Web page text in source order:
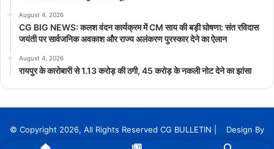
August 4, 2026
CG BIG NEWS: कलश वंदन कार्यक्रम में CM साय की बड़ी घोषणा: संत रविदास
जयंती पर सार्वजनिक अवकाश और राज्य अलंकरण पुरस्कार देने का ऐलान
August 4, 2026
रायपुर के कारोबारी से 1.13 करोड़ की ठगी, 45 करोड़ के नकली नोट देने का झांसा
© Copyright 2026, All Rights Reserved CG BULLETIN | Design By